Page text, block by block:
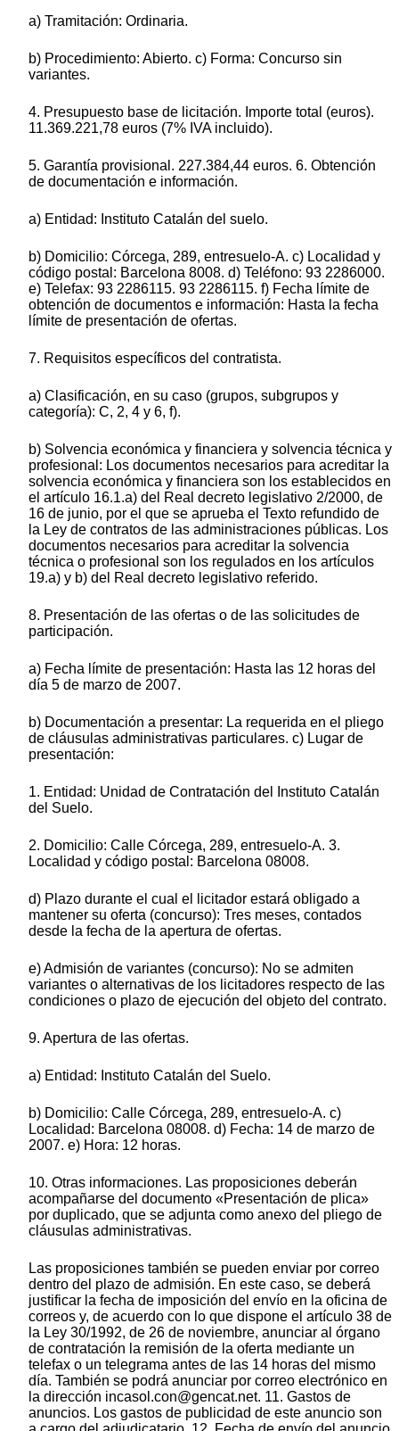
a) Tramitación: Ordinaria.
b) Procedimiento: Abierto. c) Forma: Concurso sin
variantes.
4. Presupuesto base de licitación. Importe total (euros).
11.369.221,78 euros (7% IVA incluido).
5. Garantía provisional. 227.384,44 euros. 6. Obtención
de documentación e información.
a) Entidad: Instituto Catalán del suelo.
b) Domicilio: Córcega, 289, entresuelo-A. c) Localidad y
código postal: Barcelona 8008. d) Teléfono: 93 2286000.
e) Telefax: 93 2286115. 93 2286115. f) Fecha límite de
obtención de documentos e información: Hasta la fecha
límite de presentación de ofertas.
7. Requisitos específicos del contratista.
a) Clasificación, en su caso (grupos, subgrupos y
categoría): C, 2, 4 y 6, f).
b) Solvencia económica y financiera y solvencia técnica y
profesional: Los documentos necesarios para acreditar la
solvencia económica y financiera son los establecidos en
el artículo 16.1.a) del Real decreto legislativo 2/2000, de
16 de junio, por el que se aprueba el Texto refundido de
la Ley de contratos de las administraciones públicas. Los
documentos necesarios para acreditar la solvencia
técnica o profesional son los regulados en los artículos
19.a) y b) del Real decreto legislativo referido.
8. Presentación de las ofertas o de las solicitudes de
participación.
a) Fecha límite de presentación: Hasta las 12 horas del
día 5 de marzo de 2007.
b) Documentación a presentar: La requerida en el pliego
de cláusulas administrativas particulares. c) Lugar de
presentación:
1. Entidad: Unidad de Contratación del Instituto Catalán
del Suelo.
2. Domicilio: Calle Córcega, 289, entresuelo-A. 3.
Localidad y código postal: Barcelona 08008.
d) Plazo durante el cual el licitador estará obligado a
mantener su oferta (concurso): Tres meses, contados
desde la fecha de la apertura de ofertas.
e) Admisión de variantes (concurso): No se admiten
variantes o alternativas de los licitadores respecto de las
condiciones o plazo de ejecución del objeto del contrato.
9. Apertura de las ofertas.
a) Entidad: Instituto Catalán del Suelo.
b) Domicilio: Calle Córcega, 289, entresuelo-A. c)
Localidad: Barcelona 08008. d) Fecha: 14 de marzo de
2007. e) Hora: 12 horas.
10. Otras informaciones. Las proposiciones deberán
acompañarse del documento «Presentación de plica»
por duplicado, que se adjunta como anexo del pliego de
cláusulas administrativas.
Las proposiciones también se pueden enviar por correo
dentro del plazo de admisión. En este caso, se deberá
justificar la fecha de imposición del envío en la oficina de
correos y, de acuerdo con lo que dispone el artículo 38 de
la Ley 30/1992, de 26 de noviembre, anunciar al órgano
de contratación la remisión de la oferta mediante un
telefax o un telegrama antes de las 14 horas del mismo
día. También se podrá anunciar por correo electrónico en
la dirección incasol.con@gencat.net. 11. Gastos de
anuncios. Los gastos de publicidad de este anuncio son